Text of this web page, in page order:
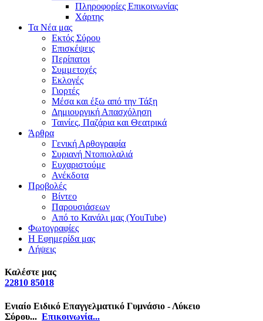
Πληροφορίες Επικοινωνίας
Χάρτης
Τα Νέα μας
Εκτός Σύρου
Επισκέψεις
Περίπατοι
Συμμετοχές
Εκλογές
Γιορτές
Μέσα και έξω από την Τάξη
Δημιουργική Απασχόληση
Ταινίες, Παζάρια και Θεατρικά
Άρθρα
Γενική Αρθογραφία
Συριανή Ντοπιολαλιά
Ευχαριστούμε
Ανέκδοτα
Προβολές
Βίντεο
Παρουσιάσεων
Από το Κανάλι μας (YouTube)
Φωτογραφίες
Η Εφημερίδα μας
Λήψεις
Καλέστε μας
22810 85018
Ενιαίο Ειδικό Επαγγελματικό Γυμνάσιο - Λύκειο
Σύρου... Επικοινωνία...